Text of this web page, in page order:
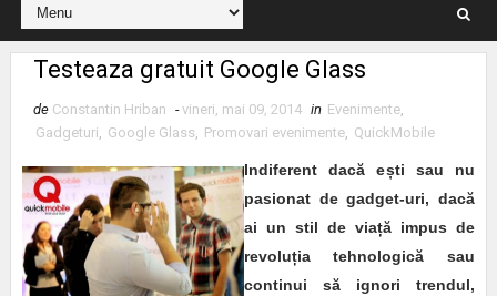
Testeaza gratuit Google Glass
de Constantin Hriban - vineri, mai 09, 2014 in Evenimente,
Gadgeturi, Google Glass, Promovari evenimente, QuickMobile
Indiferent dacă ești sau nu
pasionat de gadget-uri, dacă
ai un stil de viață impus de
revoluția tehnologică sau
continui să ignori trendul,